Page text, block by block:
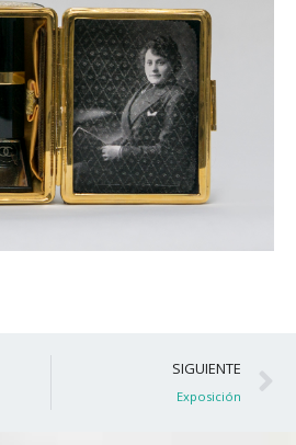
SIGUIENTE
Exposición